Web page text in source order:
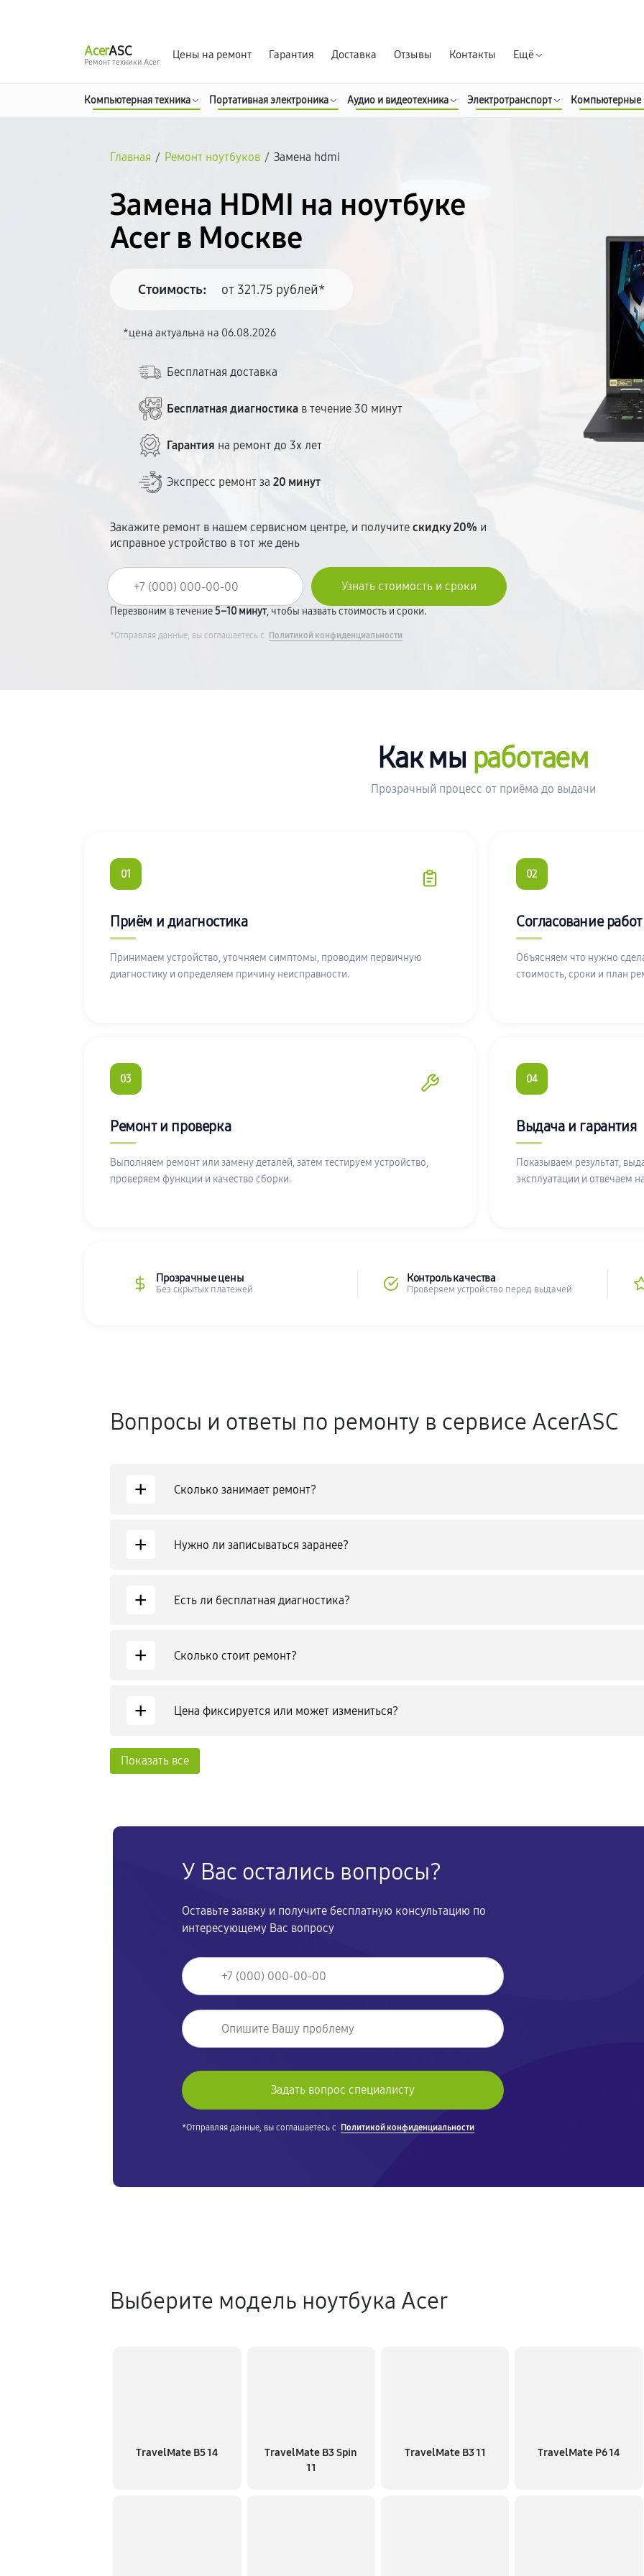
AcerASC
Ремонт техники Acer
Цены на ремонт Гарантия Доставка Отзывы Контакты Ещё
Компьютерная техника Портативная электроника Аудио и видеотехника Электротранспорт
Главная / Ремонт ноутбуков / Замена hdmi
Замена HDMI на ноутбуке
Acer в Москве
Стоимость: от 321.75 рублей*
*цена актуальна на 06.08.2026
Бесплатная доставка
Бесплатная диагностика в течение 30 минут
Гарантия на ремонт до 3х лет
Экспресс ремонт за20 минут
Закажите ремонт в нашем сервисном центре, и получитескидку 20% и
исправное устройство в тот же день
Перезвоним в течение 5–10 минут, чтобы назвать стоимость и сроки.
*Отправляя данные, вы соглашаетесь с Политикой конфиденциальности
Как мы работаем
Прозрачный процесс от приёма до выдачи
01
Приём и диагностика
Принимаем устройство, уточняем симптомы, проводим первичную
диагностику и определяем причину неисправности.
02
Согласование работ
Объясняем что нужно
стоимость, сроки и план
03
Ремонт и проверка
Выполняем ремонт или замену деталей, затем тестируем устройство,
проверяем функции и качество сборки.
04
Выдача и гарантия
Показываем результат,
эксплуатации и отвечаем
Прозрачные цены
Без скрытых платежей
Контроль качества
Проверяем устройство перед выдачей
Вопросы и ответы по ремонту в сервисе AcerASC
+ Сколько занимает ремонт?
+ Нужно ли записываться заранее?
+ Есть ли бесплатная диагностика?
+ Сколько стоит ремонт?
+ Цена фиксируется или может измениться?
Показать все
У Вас остались вопросы?
Оставьте заявку и получите бесплатную консультацию по
интересующему Вас вопросу
*Отправляя данные, вы соглашаетесь с Политикой конфиденциальности
Выберите модель ноутбука Acer
TravelMate B5 14
TravelMate B3 Spin
11
TravelMate B3 11 TravelMate P6 14